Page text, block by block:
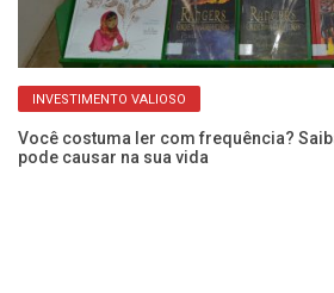
INVESTIMENTO VALIOSO
Você costuma ler com frequência?
pode causar na sua vida